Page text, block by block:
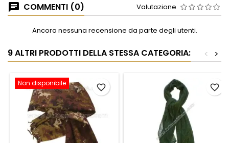
COMMENTI (0) Valutazione
Ancora nessuna recensione da parte degli utenti.
9 ALTRI PRODOTTI DELLA STESSA CATEGORIA: >
<
Non disponibile favorite_border favorite_border